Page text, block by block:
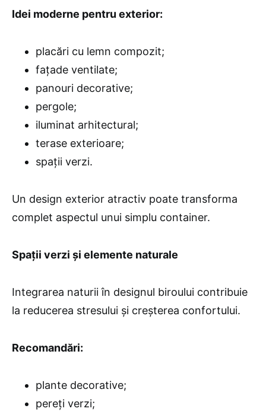
Idei moderne pentru exterior:
placări cu lemn compozit;
fațade ventilate;
panouri decorative;
pergole;
iluminat arhitectural;
terase exterioare;
spații verzi.
Un design exterior atractiv poate transforma
complet aspectul unui simplu container.
Spații verzi și elemente naturale
Integrarea naturii în designul biroului contribuie
la reducerea stresului și creșterea confortului.
Recomandări:
plante decorative;
pereți verzi;